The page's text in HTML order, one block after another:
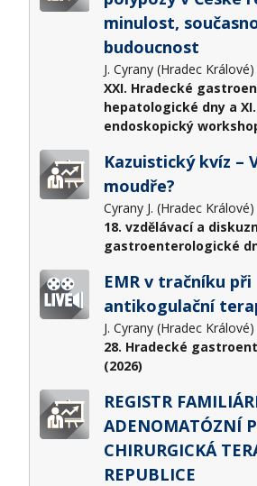
minulost,
budoucnost
J. Cyrany (Hradec Králové)
XXI. Hradecké
hepatologické dny a
endoskopický
Kazuistický kvíz –
moudře?
Cyrany J. (Hradec Králové)
18. vzdělávací a
gastroenterologické
EMR v tračníku při
antikogulační
J. Cyrany (Hradec Králové)
28. Hradecké
(2026)
REGISTR
ADENOMATÓZNÍ
CHIRURGICKÁ
REPUBLICE